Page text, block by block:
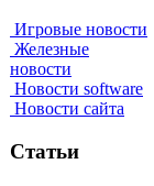
Игровые новости
Железные
новости
Новости software
Новости сайта
Статьи